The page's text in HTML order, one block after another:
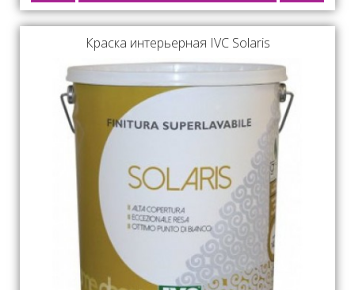
Краска интерьерная IVC Solaris